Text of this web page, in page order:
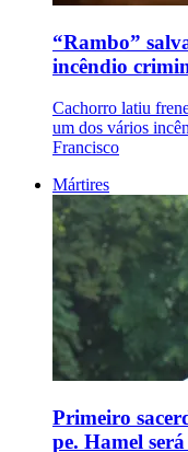
“Rambo”
incêndio
Cachorro latiu
um dos vários
Francisco
Mártires
Primeiro
pe. Hamel